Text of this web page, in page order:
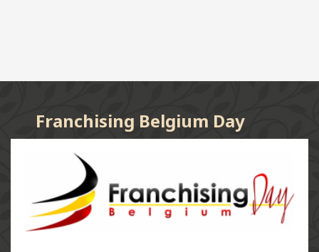
Franchising Belgium Day